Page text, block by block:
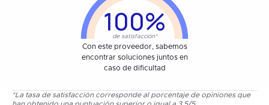
100%
de satisfacción*
Con este proveedor, sabemos
encontrar soluciones juntos en
caso de dificultad
*La tasa de satisfacción corresponde al porcentaje de opiniones que